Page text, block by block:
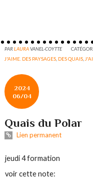
PARLAURAVANEL-COYTTE
J'AIME. DES PAYSAGES DES QUAIS
2024
06/04
Quais du Polar
Lien permanent
jeudi 4 formation
voir cette note: